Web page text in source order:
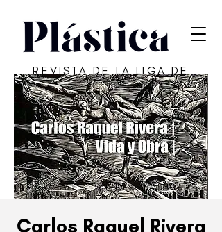
REVISTA DE LA LIGA DE
ARTE DE SAN JUAN
Carlos Raquel Rivera